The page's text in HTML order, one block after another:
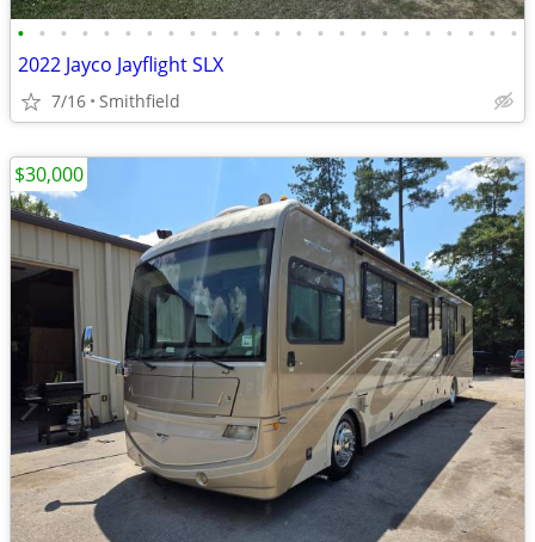
• • • • • • • • • • • • • • • • • • • • • • • •
2022 Jayco Jayflight SLX
7/16 Smithfield
$30,000